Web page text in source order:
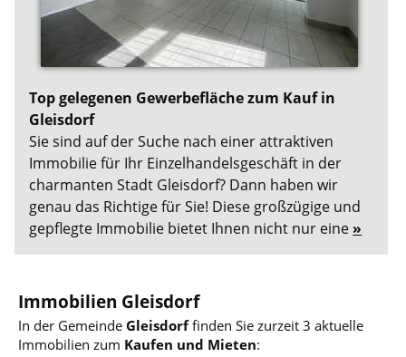
Top gelegenen Gewerbefläche zum Kauf in
Gleisdorf
Sie sind auf der Suche nach einer attraktiven
Immobilie für Ihr Einzelhandelsgeschäft in der
charmanten Stadt Gleisdorf? Dann haben wir
genau das Richtige für Sie! Diese großzügige und
gepflegte Immobilie bietet Ihnen nicht nur eine »
Immobilien Gleisdorf
In der GemeindeGleisdorffinden Sie zurzeit 3 aktuelle
Immobilien zum Kaufen und Mieten: